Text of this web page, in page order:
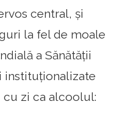
central, și
la fel de moale
a Sănătății
instituționalizate
cu zi ca alcoolul: